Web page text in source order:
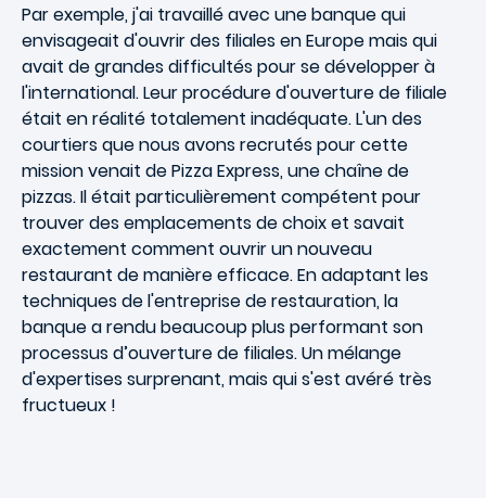
Par exemple, j'ai travaillé avec une banque qui
envisageait d'ouvrir des filiales en Europe mais qui
avait de grandes difficultés pour se développer à
l'international. Leur procédure d'ouverture de filiale
était en réalité totalement inadéquate. L'un des
courtiers que nous avons recrutés pour cette
mission venait de Pizza Express, une chaîne de
pizzas. Il était particulièrement compétent pour
trouver des emplacements de choix et savait
exactement comment ouvrir un nouveau
restaurant de manière efficace. En adaptant les
techniques de l'entreprise de restauration, la
banque a rendu beaucoup plus performant son
processus d’ouverture de filiales. Un mélange
d'expertises surprenant, mais qui s'est avéré très
fructueux !